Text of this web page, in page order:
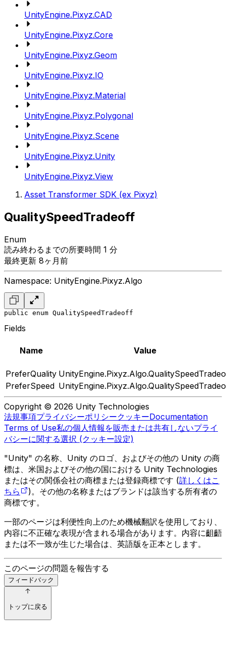
UnityEngine.Pixyz.CAD
UnityEngine.Pixyz.Core
UnityEngine.Pixyz.Geom
UnityEngine.Pixyz.IO
UnityEngine.Pixyz.Material
UnityEngine.Pixyz.Polygonal
UnityEngine.Pixyz.Scene
UnityEngine.Pixyz.Unity
UnityEngine.Pixyz.View
Asset Transformer SDK (ex Pixyz)
QualitySpeedTradeoff
Enum
読み終わるまでの所要時間 1 分
最終更新 8ヶ月前
Namespace: UnityEngine.Pixyz.Algo
public enum QualitySpeedTradeoff
Fields
Name Value
PreferQuality
PreferSpeed
Copyright © 2026 Unity Technologies
法規事項プライバシーポリシークッキーDocumentation
Terms of Use私の個人情報を販売または共有しないプライ
バシーに関する選択 (クッキー設定)
"Unity" の名称、Unity のロゴ、およびその他の Unity の商
標は、米国およびその他の国における Unity Technologies
またはその関係会社の商標または登録商標です (詳しくはこ
ちら
)。その他の名称またはブランドは該当する所有者の
商標です。
一部のページは利便性向上のため機械翻訳を使用しており、
内容に不正確な表現が含まれる場合があります。内容に齟齬
または不一致が生じた場合は、英語版を正本とします。
このページの問題を報告する
フィードバック
トップに戻る